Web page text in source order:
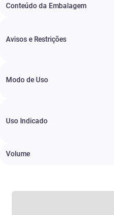
Conteúdo da Embalagem
Avisos e Restrições
Modo de Uso
Uso Indicado
Volume